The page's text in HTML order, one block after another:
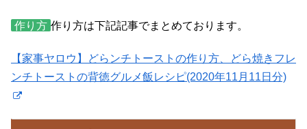
作り方 作り方は下記記事でまとめております。
【家事ヤロウ】どらンチトーストの作り方、どら焼きフレ
ンチトーストの背徳グルメ飯レシピ(2020年11月11日分)